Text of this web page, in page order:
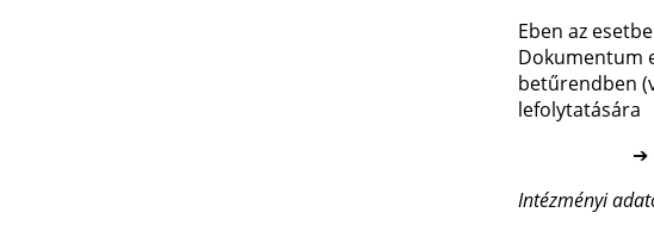
Eben az
Dokumentum
betűrendben
lefolytatására
➔
Intézményi